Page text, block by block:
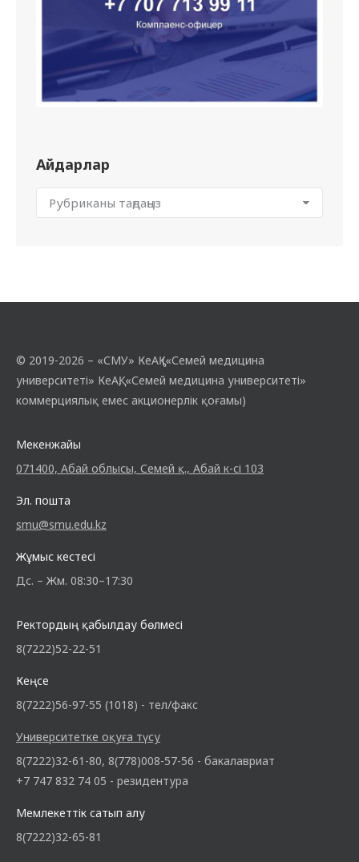
Айдарлар
© 2019-2026 – «СМУ» КеАҚ («Семей медицина
университеті» КеАҚ, «Семей медицина университеті»
коммерциялық емес акционерлік қоғамы)
Мекенжайы
071400, Абай облысы, Семей қ., Абай к-сі 103
Эл. пошта
smu@smu.edu.kz
Жұмыс кестесі
Дс. – Жм. 08:30–17:30
Ректордың қабылдау бөлмесі
8(7222)52-22-51
Кеңсе
8(7222)56-97-55 (1018) - тел/факс
Университетке оқуға түсу
8(7222)32-61-80, 8(778)008-57-56 - бакалавриат
+7 747 832 74 05 - резидентура
Мемлекеттік сатып алу
8(7222)32-65-81